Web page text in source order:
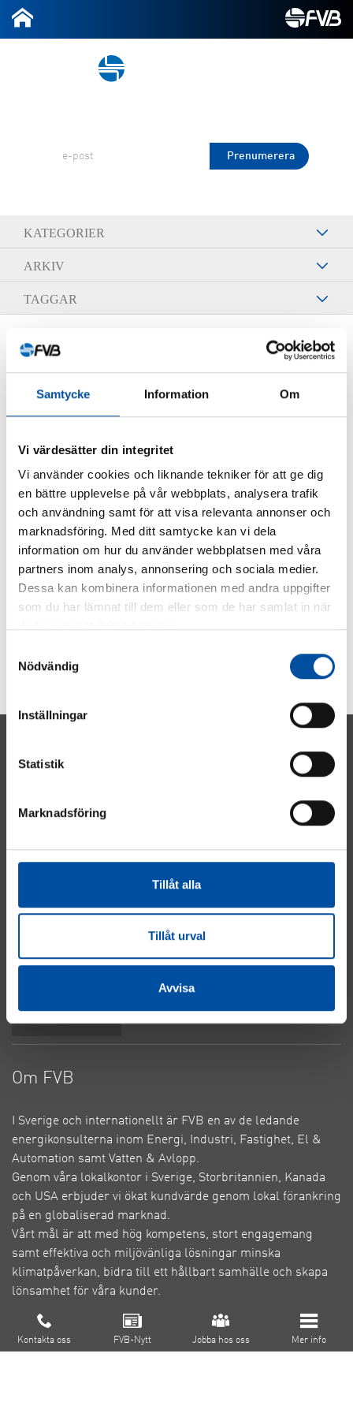
Samtycke Information Om
Vi värdesätter din integritet
Vi använder cookies och liknande tekniker för att ge dig
en bättre upplevelse på vår webbplats, analysera trafik
och användning samt för att visa relevanta annonser och
marknadsföring. Med ditt samtycke kan vi dela
information om hur du använder webbplatsen med våra
partners inom analys, annonsering och sociala medier.
Dessa kan kombinera informationen med andra uppgifter
som du har lämnat till dem eller som de har samlat in när
Nödvändig
Inställningar
Statistik
Marknadsföring
Tillåt alla
Tillåt urval
Avvisa
KATEGORIER
ARKIV
TAGGAR
Lennart Pettersson
DELA
Om FVB
Kontakta oss FVB-Nytt Jobba hos oss Mer info
Energi
Fastighet
Vatten & Avlopp
Integritetspolicy
Om FVB
I Sverige och internationellt är FVB en av de ledande
energikonsulterna inom Energi, Industri, Fastighet, El &
Automation samt Vatten & Avlopp.
Genom våra lokalkontor i Sverige, Storbritannien, Kanada
och USA erbjuder vi ökat kundvärde genom lokal förankring
på en globaliserad marknad.
Vårt mål är att med hög kompetens, stort engagemang
samt effektiva och miljövänliga lösningar minska
klimatpåverkan, bidra till ett hållbart samhälle och skapa
lönsamhet för våra kunder.
Cookie inställningar